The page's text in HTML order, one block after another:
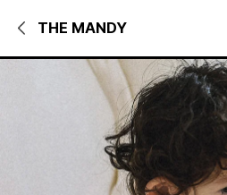
THE MANDY